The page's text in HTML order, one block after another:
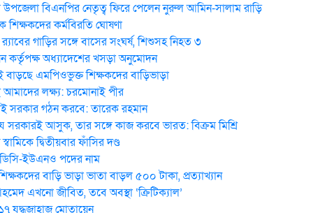
বিএনপির নেতৃত্ব ফিরে পেলেন নুরুল আমিন-সালাম রাড়ি
শিক্ষকদের কর্মবিরতি ঘোষণা
গাড়ির সঙ্গে বাসের সংঘর্ষ, শিশুসহ নিহত ৩
কর্তৃপক্ষ অধ্যাদেশের খসড়া অনুমোদন
বাড়ছে এমপিওভুক্ত শিক্ষকদের বাড়িভাড়া
লক্ষ্য: চরমোনাই পীর
সরকার গঠন করবে: তা‌রেক রহমান
সরকারই আসুক, তার সঙ্গে কাজ করবে ভারত: বিক্রম মিশ্রি
দ্বিতীয়বার ফাঁসির দণ্ড
ইউএনও পদের নাম
বাড়ি ভাড়া ভাতা বাড়ল ৫০০ টাকা, প্রত্যাখ্যান
এখনো জীবিত, তবে অবস্থা ‘ক্রিটিক্যাল’
যুদ্ধজাহাজ মোতায়েন